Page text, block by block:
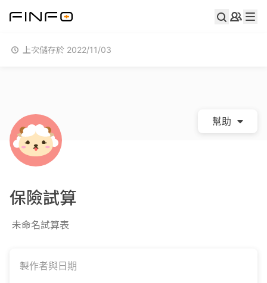
上次儲存於 2022/11/03
幫助
保險試算
未命名試算表
製作者與日期